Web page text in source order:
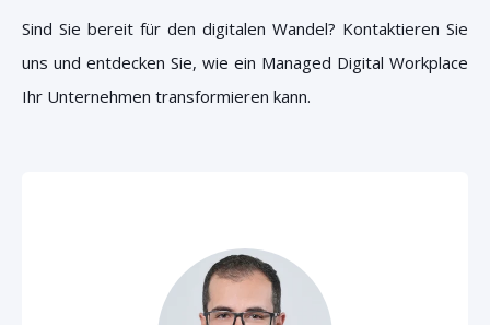
Sind Sie bereit für den digitalen Wandel? Kontaktieren Sie
uns und entdecken Sie, wie ein Managed Digital Workplace
Ihr Unternehmen transformieren kann.